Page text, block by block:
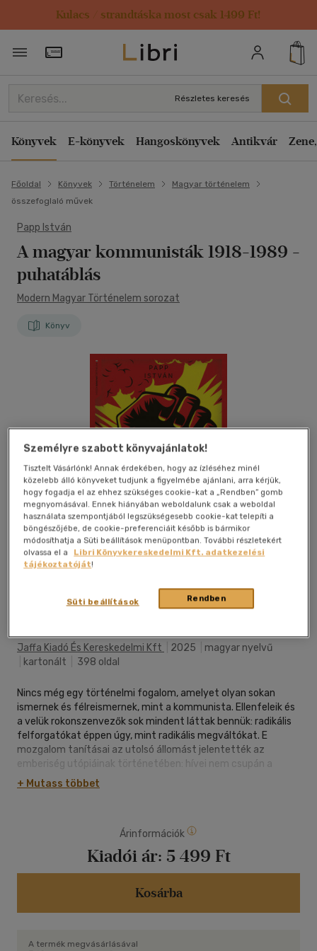
Kulacs / strandtáska most csak 1499 Ft!
Törzsvásárlói Kártya adatai
Részletes keresés
Könyvek E-könyvek Hangoskönyvek Antikvár
Főoldal Könyvek Történelem
Magyar történelem
összefoglaló művek
Papp István
A magyar kommunisták 1918-1989 -
puhatáblás
Modern Magyar Történelem sorozat
Könyv
Kívánságlistához adom
Jaffa Kiadó És Kereskedelmi Kft 2025
magyar nyelvű
kartonált 398 oldal
Nincs még egy történelmi fogalom, amelyet olyan sokan
ismernek és félreismernek, mint a kommunista. Ellenfeleik és
a velük rokonszenvezők sok mindent láttak bennük: radikális
felforgatókat éppen úgy, mint radikális megváltókat. E
mozgalom tanításai az utolsó állomást jelentették az
emberiség utópiáinak történetében: hívei nem csupán a
gazdaság és a politika világát, hanem az emberi lét számos
megnyilvánulását is át akarták formálni egy jobb és
A magyar történelemben szinte csak gondolatnyi idővel, alig
egy évvel az orosz bolsevikokat követően bukkantak fel az
első kommunisták, hogy rendkívüli körülmények közepette
átalakítsák a korabeli Magyarországot. Három ízben: 1919-
ben, 1945-ben és 1956-ban fogtak hozzá, hogy
magyar társadalom, s minél jobban alkalmazkodtak a hazai
+ Mutass többet
Árinformációk
Kiadói ár: 5 499 Ft
Kosárba
A termék megvásárlásával
Személyre szabott könyvajánlatok!
Tisztelt Vásárlónk! Annak érdekében, hogy az ízléséhez minél
közelebb álló könyveket tudjunk a figyelmébe ajánlani, arra kérjük,
hogy fogadja el az ehhez szükséges cookie-kat a „Rendben” gomb
megnyomásával. Ennek hiányában weboldalunk csak a weboldal
használata szempontjából legszükségesebb cookie-kat telepíti a
böngészőjébe, de cookie-preferenciáit később is bármikor
módosíthatja a Süti beállítások menüpontban. További részletekért
olvassa el a
Libri Könyvkereskedelmi Kft. adatkezelési
tájékoztatóját!
Rendben
Süti beállítások